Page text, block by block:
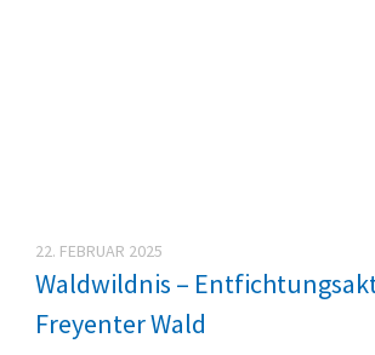
22. FEBRUAR 2025
Waldwildnis –
Freyenter Wald